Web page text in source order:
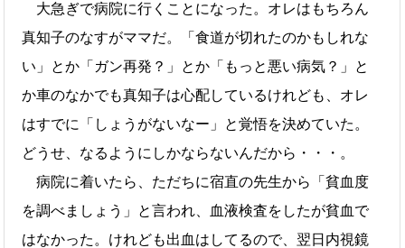
大急ぎで病院に行くことになった。オレはもちろん
真知子のなすがママだ。「食道が切れたのかもしれな
い」とか「ガン再発？」とか「もっと悪い病気？」と
か車のなかでも真知子は心配しているけれども、オレ
はすでに「しょうがないなー」と覚悟を決めていた。
どうせ、なるようにしかならないんだから・・・。
病院に着いたら、ただちに宿直の先生から「貧血度
を調べましょう」と言われ、血液検査をしたが貧血で
はなかった。けれども出血はしてるので、翌日内視鏡